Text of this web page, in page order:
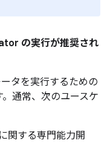
の実行が推奨され
タを実行するための
通常、次のユースケ
関する専門能力開